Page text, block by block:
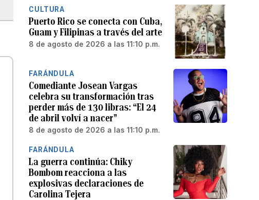
CULTURA
Puerto Rico se conecta con Cuba,
Guam y Filipinas a través del arte
8 de agosto de 2026 a las 11:10 p.m.
FARÁNDULA
Comediante Josean Vargas
celebra su transformación tras
perder más de 130 libras: “El 24
de abril volví a nacer”
8 de agosto de 2026 a las 11:10 p.m.
FARÁNDULA
La guerra continúa: Chiky
Bombom reacciona a las
explosivas declaraciones de
Carolina Tejera